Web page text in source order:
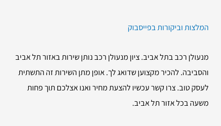
המלצות וביקורות בפייסבוק
מנעולן רכב בתל אביב. ציון מנעולן רכב נותן שירות באזור תל אביב
והסביבה. להכיר מקצוען שדואג לך. אופן מתן השירות זה התשתית
לעסק טוב. צרו קשר עכשיו להצעת מחיר ואנו אצלכם תוך פחות
משעה בכל אזור תל אביב.